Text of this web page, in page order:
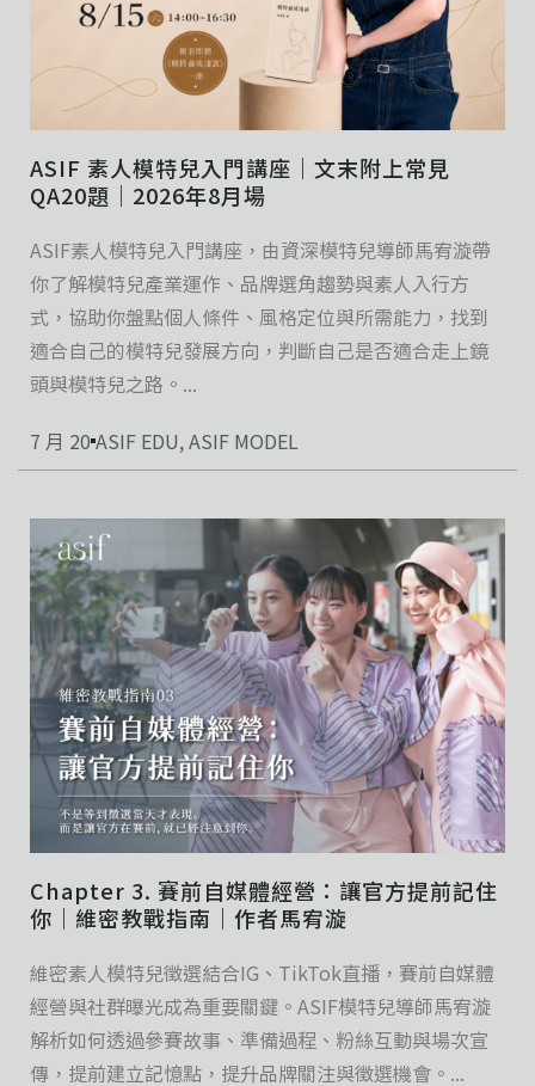
ASIF 素人模特兒入門講座｜文末附上常見
QA20題｜2026年8月場
ASIF素人模特兒入門講座，由資深模特兒導師馬宥漩帶
你了解模特兒產業運作、品牌選角趨勢與素人入行方
式，協助你盤點個人條件、風格定位與所需能力，找到
適合自己的模特兒發展方向，判斷自己是否適合走上鏡
頭與模特兒之路。...
7 月 20 ASIF EDU,ASIF MODEL
Chapter 3. 賽前自媒體經營：讓官方提前記住
你｜維密教戰指南｜作者馬宥漩
維密素人模特兒徵選結合IG、TikTok直播，賽前自媒體
經營與社群曝光成為重要關鍵。ASIF模特兒導師馬宥漩
解析如何透過參賽故事、準備過程、粉絲互動與場次宣
傳，提前建立記憶點，提升品牌關注與徵選機會。...